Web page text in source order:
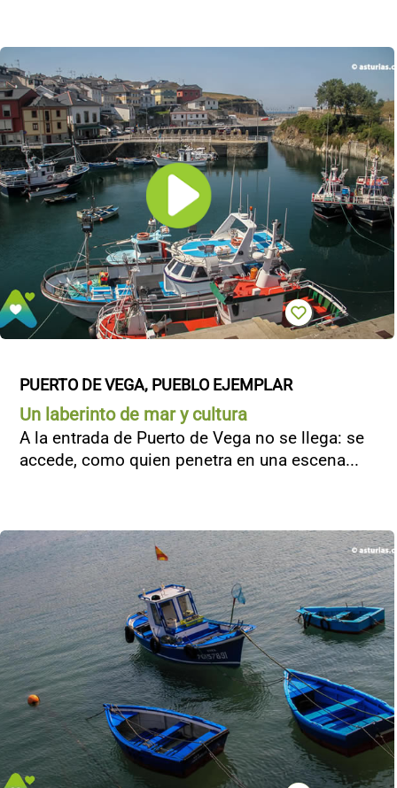
PUERTO DE VEGA, PUEBLO EJEMPLAR
Un laberinto de mar y cultura
A la entrada de Puerto de Vega no se llega: se
accede, como quien penetra en una escena...